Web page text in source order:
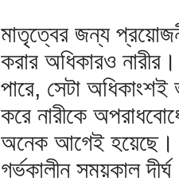
মাতৃত্বের জন্য
করার অধিকারও
পারে, সেটা
করে নারীকে
অনেক আগেই হয়েছে।
গর্ভকালীন সময়কাল